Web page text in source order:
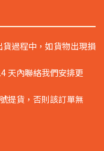
過程中，如貨物出現損
天內聯絡我們安排更
提貨，否則該訂單無